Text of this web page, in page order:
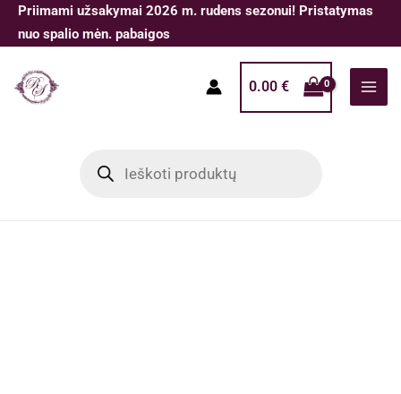
Pereiti
prie
Priimami užsakymai 2026 m. rudens sezonui! Pristatymas
nuo spalio mėn. pabaigos
0.00 €
search